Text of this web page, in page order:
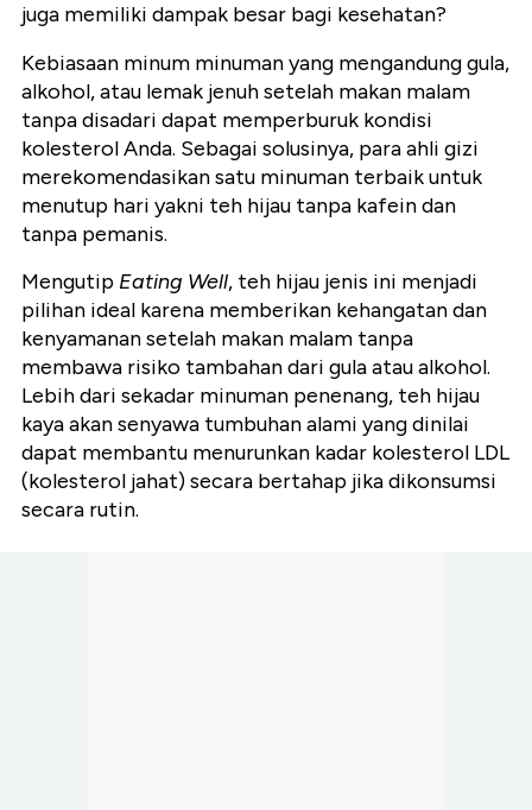
juga memiliki dampak besar bagi kesehatan?
Kebiasaan minum minuman yang mengandung gula,
alkohol, atau lemak jenuh setelah makan malam
tanpa disadari dapat memperburuk kondisi
kolesterol Anda. Sebagai solusinya, para ahli gizi
merekomendasikan satu minuman terbaik untuk
menutup hari yakni teh hijau tanpa kafein dan
tanpa pemanis.
Mengutip Eating Well, teh hijau jenis ini menjadi
pilihan ideal karena memberikan kehangatan dan
kenyamanan setelah makan malam tanpa
membawa risiko tambahan dari gula atau alkohol.
Lebih dari sekadar minuman penenang, teh hijau
kaya akan senyawa tumbuhan alami yang dinilai
dapat membantu menurunkan kadar kolesterol LDL
(kolesterol jahat) secara bertahap jika dikonsumsi
secara rutin.